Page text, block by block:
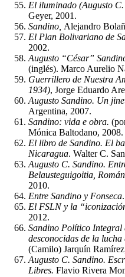
El iluminado (Augusto C.
Geyer, 2001.
Sandino, Alejandro
El Plan Bolivariano de
2002.
Augusto “César”
(inglés). Marco Aurelio
Guerrillero de Nuestra
1934), Jorge Eduardo
Augusto Sandino. Un
Argentina, 2007.
Sandino: vida e obra.
Mónica Baltodano, 2008.
El libro de Sandino. El
Nicaragua. Walter C.
Augusto C. Sandino.
Belausteguigoitia, Román
2010.
Entre Sandino y Fonseca
El FSLN y la
2012.
Sandino Político Integral
desconocidas de la
(Camilo) Jarquín
Augusto C. Sandino.
Libres. Flavio Rivera